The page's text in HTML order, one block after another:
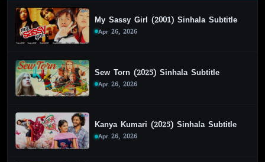
My Sassy Girl (2001) Sinhala Subtitle
Apr 26, 2026
Sew Torn (2025) Sinhala Subtitle
Apr 26, 2026
Kanya Kumari (2025) Sinhala Subtitle
Apr 26, 2026